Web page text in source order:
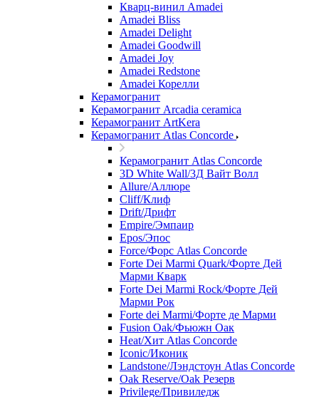
Кварц-винил Amadei
Amadei Bliss
Amadei Delight
Amadei Goodwill
Amadei Joy
Amadei Redstone
Amadei Корелли
Керамогранит
Керамогранит Arcadia ceramica
Керамогранит ArtKera
Керамогранит Atlas Concorde
Керамогранит Atlas Concorde
3D White Wall/3Д Вайт Волл
Allure/Аллюрe
Cliff/Клиф
Drift/Дрифт
Empire/Эмпаир
Epos/Эпос
Force/Фoрс Atlas Concorde
Forte Dei Marmi Quark/Форте Дей
Марми Кварк
Forte Dei Marmi Rock/Форте Дей
Марми Рок
Forte dei Marmi/Форте де Марми
Fusion Oak/Фьюжн Оак
Heat/Xит Atlas Concorde
Iconic/Иконик
Landstone/Лэндстоун Atlas Concorde
Oak Reserve/Оak Резepв
Privilege/Привиледж